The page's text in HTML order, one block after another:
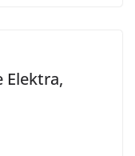
Elektra,